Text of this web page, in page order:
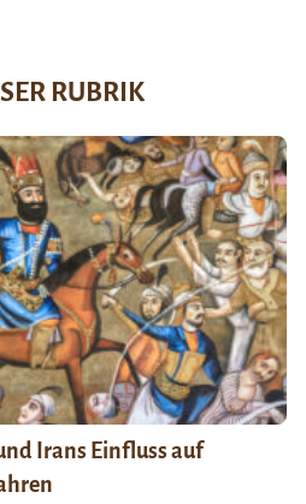
RUBRIK
Irans Einfluss auf